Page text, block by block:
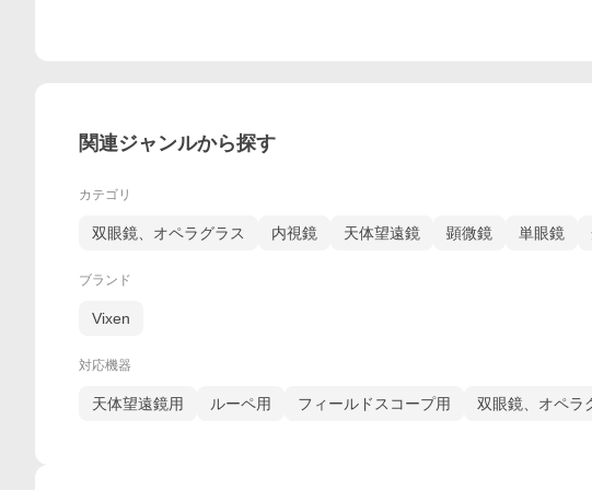
関連ジャンルから探す
カテゴリ
双眼鏡、オペラグラス 内視鏡 天体望遠鏡 顕微鏡 単眼鏡
ブランド
Vixen
対応機器
天体望遠鏡用 ルーペ用 フィールドスコープ用 双眼鏡、オペラ